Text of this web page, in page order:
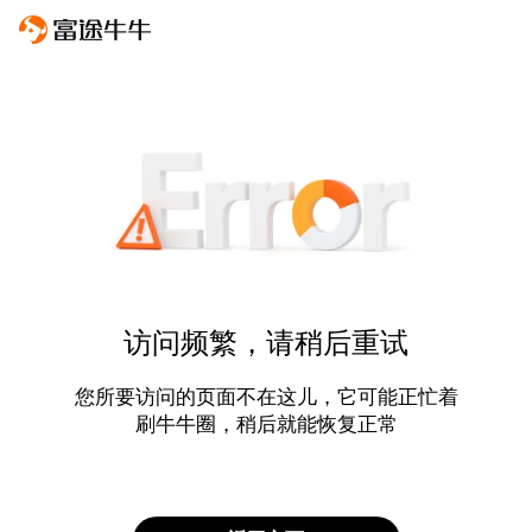
访问频繁，请稍后重试
您所要访问的页面不在这儿，它可能正忙着
刷牛牛圈，稍后就能恢复正常